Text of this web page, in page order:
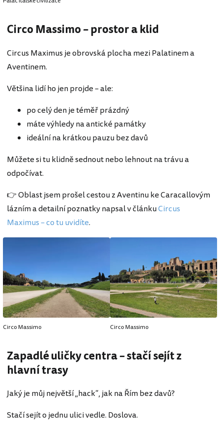
Circo Massimo – prostor a klid
Circus Maximus je obrovská plocha mezi Palatinem a
Aventinem.
Většina lidí ho jen projde – ale:
po celý den je téměř prázdný
máte výhledy na antické památky
ideální na krátkou pauzu bez davů
Můžete si tu klidně sednout nebo lehnout na trávu a
odpočívat.
👉 Oblast jsem prošel cestou z Aventinu ke Caracallovým
lázním a detailní poznatky napsal v článkuCircus
Maximus – co tu uvidíte.
Circo Massimo Circo Massimo
Zapadlé uličky centra – stačí sejít z
hlavní trasy
Jaký je můj největší „hack“, jak na Řím bez davů?
Stačí sejít o jednu ulici vedle. Doslova.